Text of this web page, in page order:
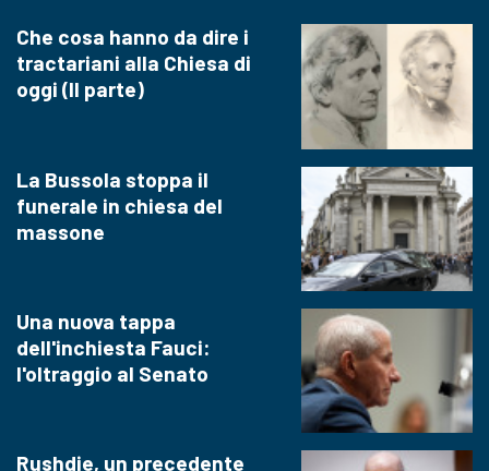
Che cosa hanno da dire i
tractariani alla Chiesa di
oggi (II parte)
La Bussola stoppa il
funerale in chiesa del
massone
Una nuova tappa
dell'inchiesta Fauci:
l'oltraggio al Senato
Rushdie, un precedente